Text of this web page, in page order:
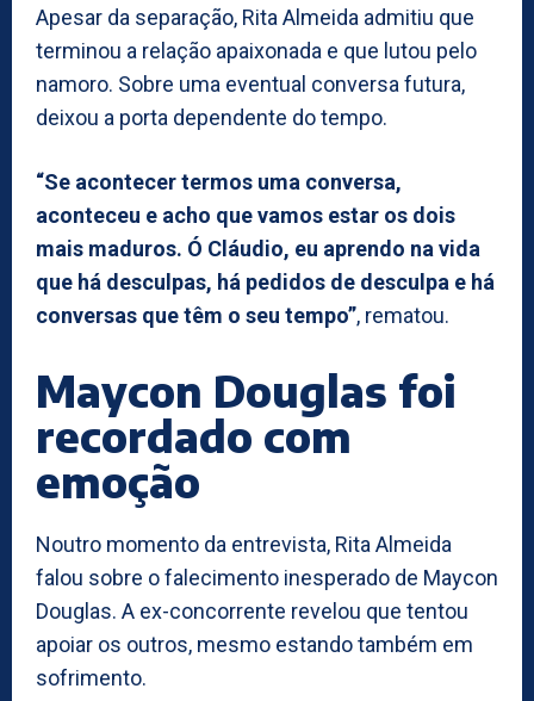
Apesar da separação, Rita Almeida admitiu que
terminou a relação apaixonada e que lutou pelo
namoro. Sobre uma eventual conversa futura,
deixou a porta dependente do tempo.
“Se acontecer termos uma conversa,
aconteceu e acho que vamos estar os dois
mais maduros. Ó Cláudio, eu aprendo na vida
que há desculpas, há pedidos de desculpa e há
conversas que têm o seu tempo”, rematou.
Maycon Douglas foi
recordado com
emoção
Noutro momento da entrevista, Rita Almeida
falou sobre o falecimento inesperado de Maycon
Douglas. A ex-concorrente revelou que tentou
apoiar os outros, mesmo estando também em
sofrimento.